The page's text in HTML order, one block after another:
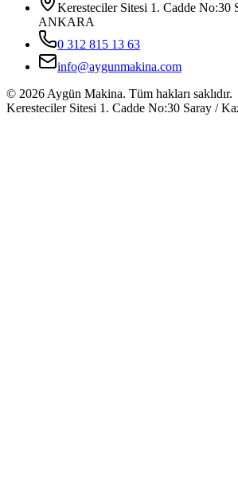
Keresteciler Sitesi 1. Cadde No:30
ANKARA
0 312 815 13 63
info@aygunmakina.com
© 2026Aygün Makina. Tüm hakları saklıdır.
Keresteciler Sitesi 1. Cadde No:30 Saray /